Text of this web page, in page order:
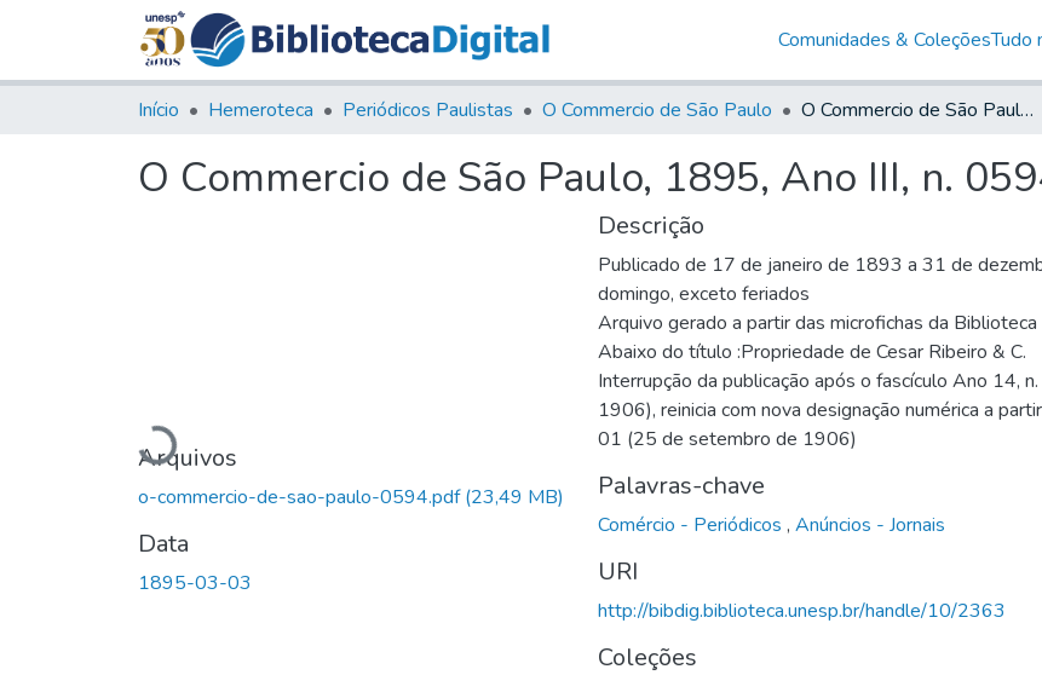
Comunidades & ColeçõesTudo
Início Hemeroteca Periódicos Paulistas O Commercio de São Paulo O Commercio de São Paulo, 1895, Ano III, n. 0594
O Commercio de São Paulo, 1895, Ano III, n.
Carregando...
Arquivos
o-commercio-de-sao-paulo-0594.pdf(23,49 MB)
Data
1895-03-03
Descrição
Publicado de 17 de janeiro de 1893 a 31 de
domingo, exceto feriados
Arquivo gerado a partir das microfichas da
Abaixo do título :Propriedade de Cesar Ribeiro & C.
Interrupção da publicação após o fascículo Ano 14,
1906), reinicia com nova designação numérica a
01 (25 de setembro de 1906)
Palavras-chave
Comércio - Periódicos , Anúncios - Jornais
URI
http://bibdig.biblioteca.unesp.br/handle/10/2363
Coleções